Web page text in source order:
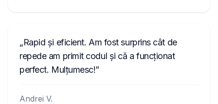
Rapid și eficient. Am fost surprins cât de
repede am primit codul și că a funcționat
perfect. Mulțumesc!
Andrei V.